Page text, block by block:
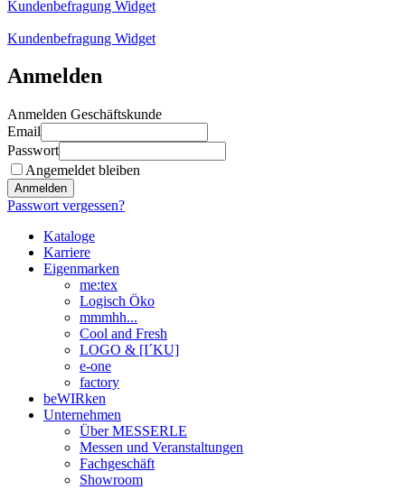
Kundenbefragung Widget
Kundenbefragung Widget
Anmelden
Anmelden Geschäftskunde
Email
Passwort
Angemeldet bleiben
Anmelden
Passwort vergessen?
Kataloge
Karriere
Eigenmarken
me:tex
Logisch Öko
mmmhh...
Cool and Fresh
LOGO & [I´KU]
e-one
factory
beWIRken
Unternehmen
Über MESSERLE
Messen und Veranstaltungen
Fachgeschäft
Showroom